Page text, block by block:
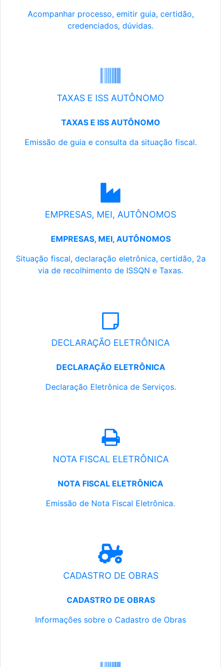
Acompanhar processo, emitir guia, certidão,
credenciados, dúvidas.
TAXAS E ISS AUTÔNOMO
TAXAS E ISS AUTÔNOMO
Emissão de guia e consulta da situação fiscal.
EMPRESAS, MEI, AUTÔNOMOS
EMPRESAS, MEI, AUTÔNOMOS
Situação fiscal, declaração eletrônica, certidão, 2a
via de recolhimento de ISSQN e Taxas.
DECLARAÇÃO ELETRÔNICA
DECLARAÇÃO ELETRÔNICA
Declaração Eletrônica de Serviços.
NOTA FISCAL ELETRÔNICA
NOTA FISCAL ELETRÔNICA
Emissão de Nota Fiscal Eletrônica.
CADASTRO DE OBRAS
CADASTRO DE OBRAS
Informações sobre o Cadastro de Obras